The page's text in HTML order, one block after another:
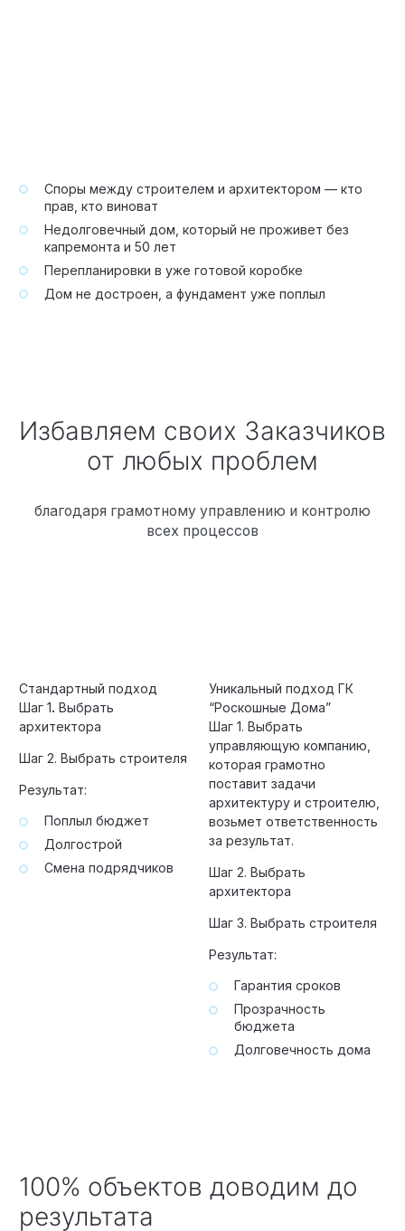
Споры между строителем и архитектором — кто
прав, кто виноват
Недолговечный дом, который не проживет без
капремонта и 50 лет
Перепланировки в уже готовой коробке
Дом не достроен, а фундамент уже поплыл
Избавляем своих Заказчиков
от любых проблем
благодаря грамотному управлению и контролю
всех процессов
Стандартный подход
Шаг 1. Выбрать
архитектора
Шаг 2. Выбрать строителя
Результат:
Поплыл бюджет
Долгострой
Смена подрядчиков
Уникальный подход ГК
“Роскошные Дома”
Шаг 1. Выбрать
управляющую компанию,
которая грамотно
поставит задачи
архитектуру и строителю,
возьмет ответственность
за результат.
Шаг 2. Выбрать
архитектора
Шаг 3. Выбрать строителя
Результат:
Гарантия сроков
Прозрачность
бюджета
Долговечность дома
100% объектов доводим до
результата